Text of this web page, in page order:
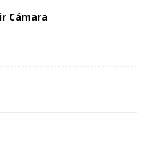
Cámara